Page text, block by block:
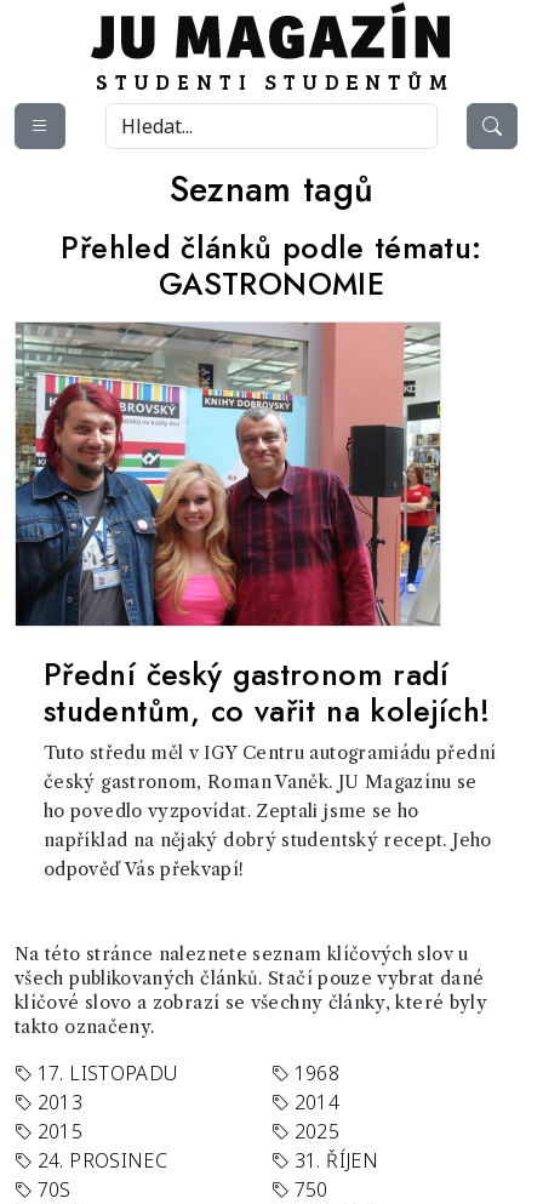
Seznam tagů
Přehled článků podle tématu:
GASTRONOMIE
Přední český gastronom radí
studentům, co vařit na kolejích!
Tuto středu měl v IGY Centru autogramiádu přední
český gastronom, Roman Vaněk. JU Magazínu se
ho povedlo vyzpovídat. Zeptali jsme se ho
například na nějaký dobrý studentský recept. Jeho
odpověď Vás překvapí!
Na této stránce naleznete seznam klíčových slov u
všech publikovaných článků. Stačí pouze vybrat dané
klíčové slovo a zobrazí se všechny články, které byly
takto označeny.
17. LISTOPADU
1968
2013
2014
2015
2025
24. PROSINEC
31. ŘÍJEN
70S
750